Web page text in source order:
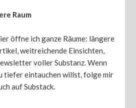
Raum
öffne ich ganze Räume: längere
weitreichende Einsichten,
voller Substanz. Wenn
tiefer eintauchen willst, folge mir
auf Substack.